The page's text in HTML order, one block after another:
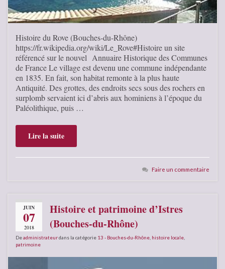
Histoire du Rove (Bouches-du-Rhône)
https://fr.wikipedia.org/wiki/Le_Rove#Histoire un site
référencé sur le nouvel Annuaire Historique des Communes
de France Le village est devenu une commune indépendante
en 1835. En fait, son habitat remonte à la plus haute
Antiquité. Des grottes, des endroits secs sous des rochers en
surplomb servaient ici d’abris aux hominiens à l’époque du
Paléolithique, puis …
Lire la suite
Faire un commentaire
JUIN
07
2018
Histoire et patrimoine d’Istres
(Bouches-du-Rhône)
Deadministrateurdans la catégorie 13 - Bouches-du-Rhône histoire locale
patrimoine